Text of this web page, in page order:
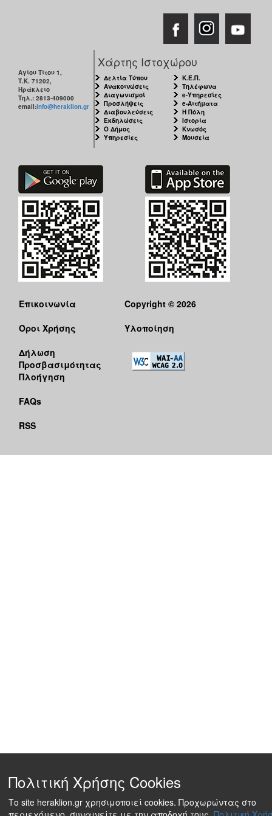
Αγίου Τίτου 1,
Τ.Κ. 71202,
Ηράκλειο
Τηλ.: 2813-409000
email:info@heraklion.gr
Χάρτης Ιστοχώρου
Δελτία Τύπου
Ανακοινώσεις
Διαγωνισμοί
Προσλήψεις
Διαβουλεύσεις
Εκδηλώσεις
Ο Δήμος
Υπηρεσίες
Κ.Ε.Π.
Τηλέφωνα
e-Υπηρεσίες
e-Αιτήματα
Η Πόλη
Ιστορία
Κνωσός
Μουσεία
Επικοινωνία
Όροι Χρήσης
Δήλωση
Προσβασιμότητας
Πλοήγηση
FAQs
RSS
Copyright © 2026
Υλοποίηση
Πολιτική Χρήσης Cookies
Το site heraklion.gr χρησιμοποιεί cookies. Προχωρώντας στο